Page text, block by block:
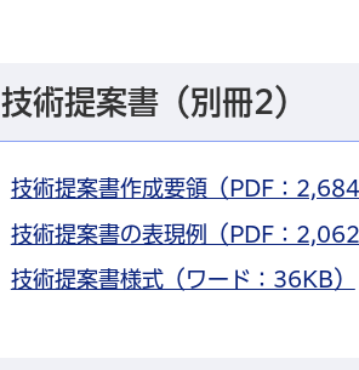
技術提案書（別冊2）
技術提案書作成要領（PDF：
技術提案書の表現例（PDF：
技術提案書様式（ワード：36KB）